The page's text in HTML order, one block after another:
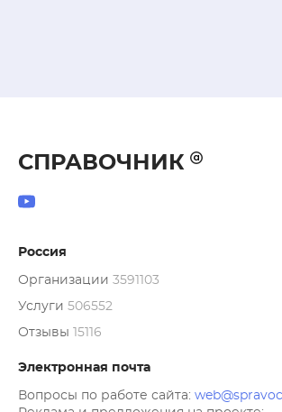
СПРАВОЧНИК
Россия
Организации 3591103
Услуги 506552
Отзывы 15116
Электронная почта
Вопросы по работе сайта: